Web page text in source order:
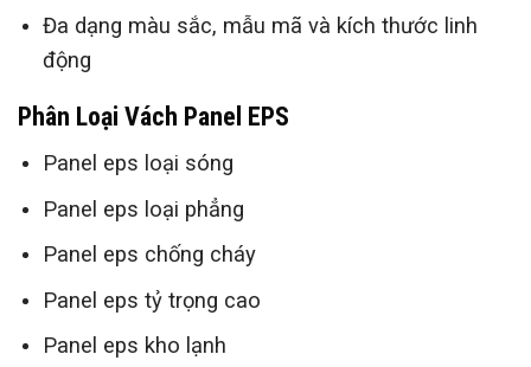
Đa dạng màu sắc, mẫu mã và kích thước linh
động
Phân Loại Vách Panel EPS
Panel eps loại sóng
Panel eps loại phẳng
Panel eps chống cháy
Panel eps tỷ trọng cao
Panel eps kho lạnh